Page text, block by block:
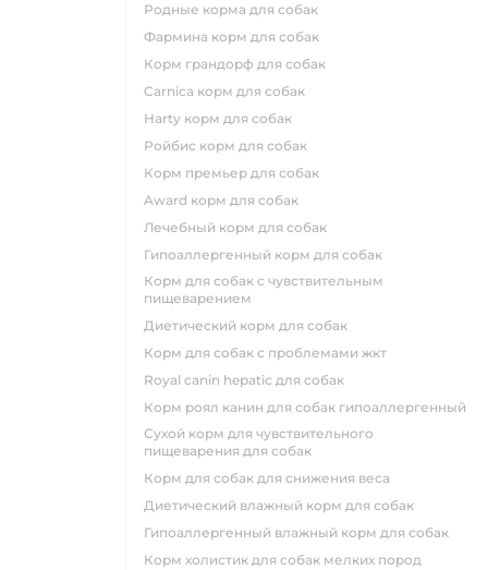
родные корма для собак
фармина корм для собак
корм грандорф для собак
carnica корм для собак
harty корм для собак
ройбис корм для собак
корм премьер для собак
award корм для собак
лечебный корм для собак
гипоаллергенный корм для собак
корм для собак с чувствительным
пищеварением
диетический корм для собак
корм для собак с проблемами жкт
royal canin hepatic для собак
корм роял канин для собак гипоаллергенный
сухой корм для чувствительного
пищеварения для собак
корм для собак для снижения веса
диетический влажный корм для собак
гипоаллергенный влажный корм для собак
корм холистик для собак мелких пород